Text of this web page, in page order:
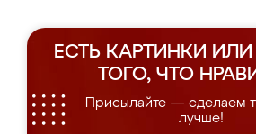
ЕСТЬ КАРТИНКИ
ТОГО, ЧТО
Присылайте — сделаем
лучше!